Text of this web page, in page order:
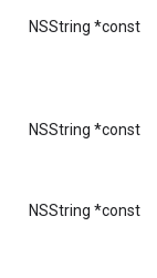
NSString *const
NSString *const
NSString *const